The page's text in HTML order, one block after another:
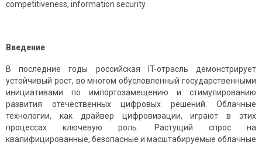
competitiveness, information security.
Введение
В последние годы российская IT-отрасль демонстрирует
устойчивый рост, во многом обусловленный государственными
инициативами по импортозамещению и стимулированию
развития отечественных цифровых решений. Облачные
технологии, как драйвер цифровизации, играют в этих
процессах ключевую роль. Растущий спрос на
квалифицированные, безопасные и масштабируемые облачные